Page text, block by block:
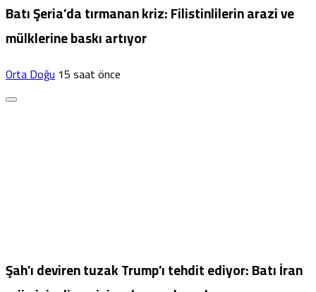
Batı Şeria’da tırmanan kriz: Filistinlilerin arazi ve
mülklerine baskı artıyor
Orta Doğu15 saat önce
Şah’ı deviren tuzak Trump’ı tehdit ediyor: Batı İran